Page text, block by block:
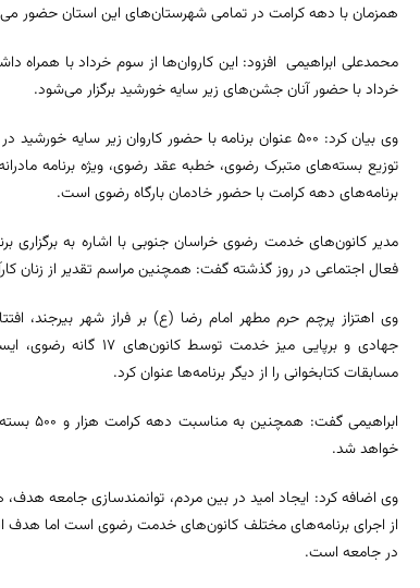
همزمان با دهه کرامت در تمامی شهرستان‌های این استان حضور
محمدعلی ابراهیمی افزود: این کاروان‌ها از سوم خرداد با همراه
خرداد با حضور آنان جشن‌های زیر سایه خورشید برگزار می‌شود.
وی بیان کرد: ۵۰۰ عنوان برنامه با حضور کاروان‌ زیر
توزیع بسته‌های متبرک رضوی، خطبه عقد رضوی، ویژه برنامه
برنامه‌های دهه کرامت با حضور خادمان بارگاه رضوی است.
فعال اجتماعی در روز گذشته گفت: همچنین مراسم تقدیر از زنان
وی اهتزاز پرچم حرم مطهر امام رضا (ع) بر فراز شهر بیرجند،
جهادی و برپایی میز
مسابقات کتابخوانی را از دیگر برنامه‌ها عنوان کرد.
خواهد شد.
وی اضافه کرد: ایجاد امید در بین مردم، توانمندسازی جامعه
از اجرای برنامه‌های مختلف کانون‌های خدمت رضوی است اما هدف
در جامعه است.